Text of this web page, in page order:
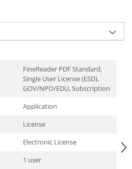
FineReader PDF Standard,
Single User License (ESD),
GOV/NPO/EDU, Subscription
Application
License
Electronic License
1 user